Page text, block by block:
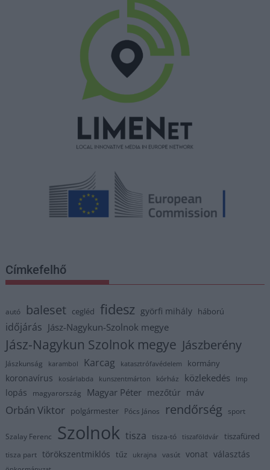
Címkefelhő
autó baleset cegléd fidesz györfi mihály háború
időjárás Jász-Nagykun-Szolnok megye
Jász-Nagykun Szolnok megye Jászberény
Jászkunság karambol Karcag katasztrófavédelem kormány
koronavírus kosárlabda kunszentmárton kórház közlekedés lmp
lopás magyarország Magyar Péter mezőtúr máv
Orbán Viktor polgármester Pócs János rendőrség sport
Szalay Ferenc Szolnok tisza tisza-tó tiszaföldvár tiszafüred
tisza part törökszentmiklós tűz ukrajna vasút vonat választás